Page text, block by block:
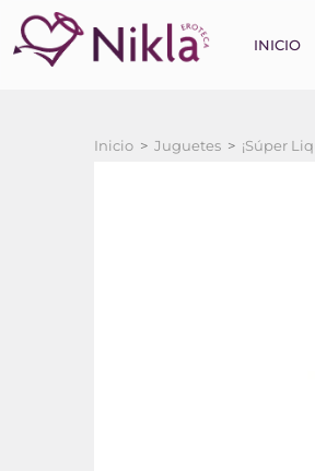
INICIO
Inicio > Juguetes > ¡Súper